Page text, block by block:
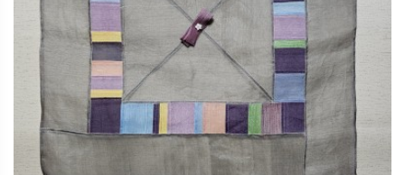
규방공예
2026.03.12오산한국문화센터